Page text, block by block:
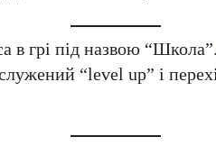
в грі під назвою “Школа”.
“level up” і